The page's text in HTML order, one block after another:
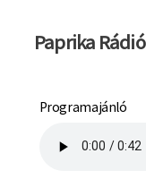
Paprika Rádió
Programajánló